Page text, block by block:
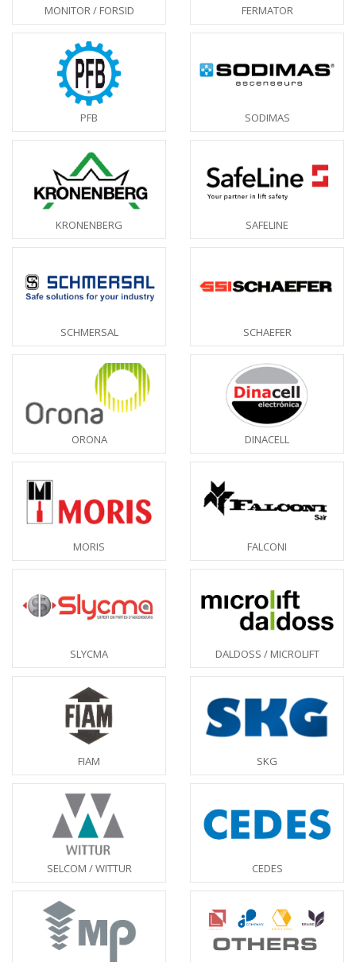
MONITOR / FORSID FERMATOR
PFB SODIMAS
KRONENBERG SAFELINE
SCHMERSAL SCHAEFER
ORONA DINACELL
MORIS FALCONI
SLYCMA DALDOSS / MICROLIFT
FIAM SKG
SELCOM / WITTUR CEDES